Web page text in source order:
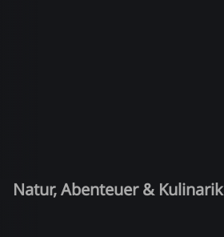
Natur, Abenteuer & Kulinarik